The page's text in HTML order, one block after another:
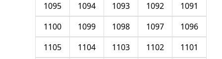
1091
1092
1093
1094
1095
1096
1097
1098
1099
1100
1101
1102
1103
1104
1105